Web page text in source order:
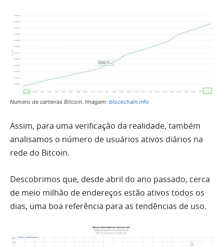
Numero de carteiras Bitcoin. Imagem: blockchain.info
Assim, para uma verificação da realidade, também
analisamos o número de usuários ativos diários na
rede do Bitcoin.
Descobrimos que, desde abril do ano passado, cerca
de meio milhão de endereços estão ativos todos os
dias, uma boa referência para as tendências de uso.